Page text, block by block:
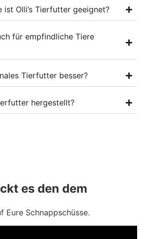
ist Olli’s Tierfutter geeignet?
für empfindliche Tiere
Tierfutter besser?
hergestellt?
es den dem
Eure Schnappschüsse.